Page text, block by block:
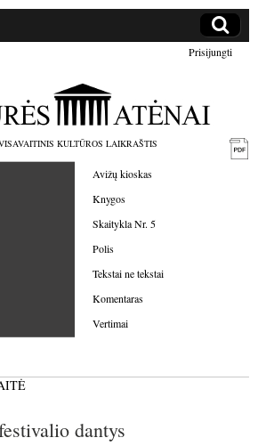
Prisijungti
KULTŪROS LAIKRAŠTIS
Avižų kioskas
Knygos
Skaitykla Nr. 5
Polis
Tekstai ne tekstai
Komentaras
Vertimai
dantys